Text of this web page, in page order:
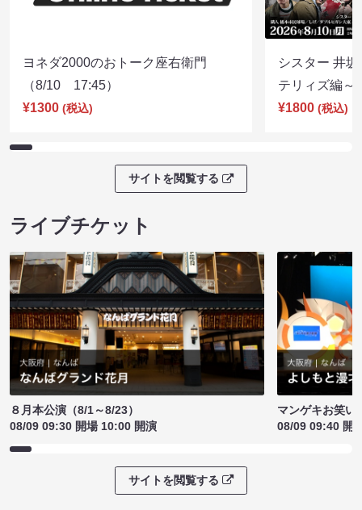
ヨネダ2000のおトーク座右衛門
（8/10 17:45）
¥1300 (税込)
シスター 井
テリィズ編
¥1800 (税込)
サイトを閲覧する
ライブチケット
８月本公演（8/1～8/23）
08/09 09:30 開場 10:00 開演
マンゲキお笑い
08/09 09:40 開
サイトを閲覧する